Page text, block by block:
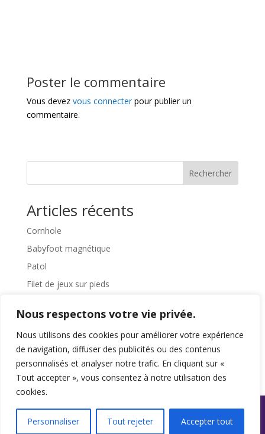
Nous respectons votre vie privée.
Nous utilisons des cookies pour améliorer votre expérience
de navigation, diffuser des publicités ou des contenus
personnalisés et analyser notre trafic. En cliquant sur «
Tout accepter », vous consentez à notre utilisation des
cookies.
Personnaliser Tout rejeter Accepter tout
Poster le commentaire
Vous devez vous connecterpour publier un
commentaire.
Rechercher
Articles récents
Cornhole
Babyfoot magnétique
Patol
Filet de jeux sur pieds
Commentaires récents
Aucun commentaire à afficher.
Propulsé par WordPress - Tous droits réservés ©